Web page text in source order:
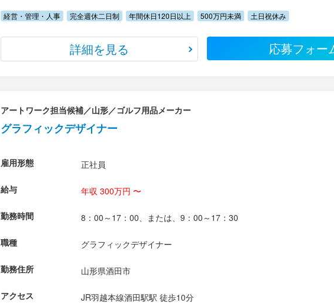
経営・管理・人事 完全週休二日制 年間休日120日以上 500万円未満 土日祝休み
詳細を見る 応募フォー
アートワーク担当候補／山形／ゴルフ用品メーカー
グラフィックデザイナー
雇用形態 正社員
給与 年収 300万円 〜
勤務時間 8：00～17：00、または、9：00～17：30
職種 グラフィックデザイナー
勤務住所 山形県酒田市
アクセス JR羽越本線酒田駅駅 徒歩10分